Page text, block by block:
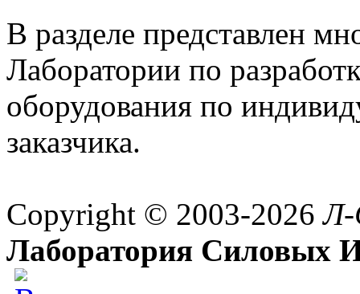
В разделе представлен
Лаборатории по
оборудования по
заказчика.
Copyright © 2003-2026
Лаборатория Силовых